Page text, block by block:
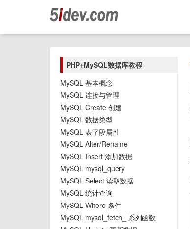
PHP+MySQL数据库教程
MySQL 基本概念
MySQL 连接与管理
MySQL Create 创建
MySQL 数据类型
MySQL 表字段属性
MySQL Alter/Rename
MySQL Insert 添加数据
MySQL mysql_query
MySQL Select 读取数据
MySQL 统计查询
MySQL Where 条件
MySQL mysql_fetch_ 系列函数